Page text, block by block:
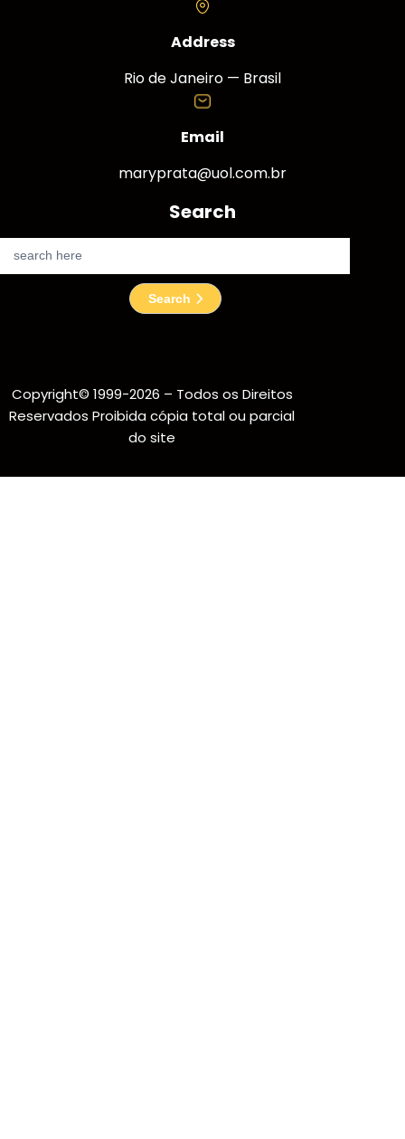
Address
Rio de Janeiro — Brasil
Email
maryprata@uol.com.br
Search
e
a
r
Search
Copyright© 1999-2026 – Todos os Direitos
Reservados Proibida cópia total ou parcial
do site